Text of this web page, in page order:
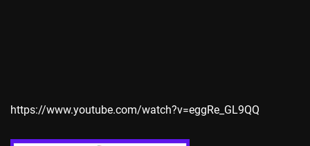
https://www.youtube.com/watch?v=eggRe_GL9QQ